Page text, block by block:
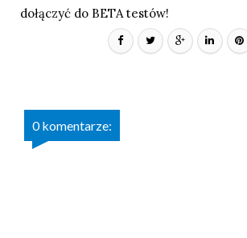
dołączyć do BETA testów!
0 komentarze: